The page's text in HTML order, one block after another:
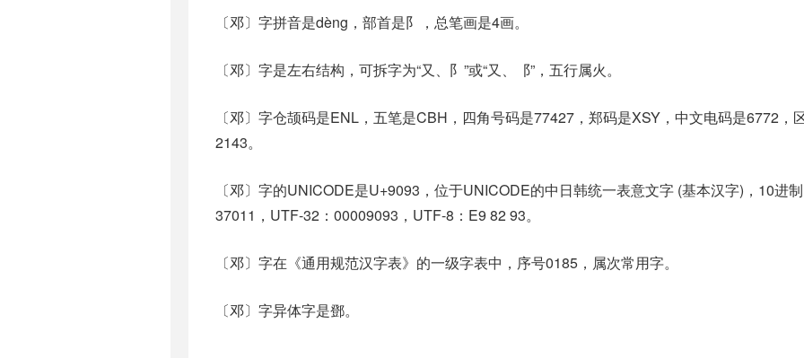
〔邓〕字拼音是dèng，部首是阝，总笔画是4画。
〔邓〕字是左右结构，可拆字为“又、阝”或“又、⻏”，五行属火。
〔邓〕字仓颉码是ENL，五笔是CBH，四角号码是77427，郑码是XSY，中文电码是6772，
2143。
〔邓〕字的UNICODE是U+9093，位于UNICODE的中日韩统一表意文字 (基本汉字)，10进
37011，UTF-32：00009093，UTF-8：E9 82 93。
〔邓〕字在《通用规范汉字表》的一级字表中，序号0185，属次常用字。
〔邓〕字异体字是鄧。